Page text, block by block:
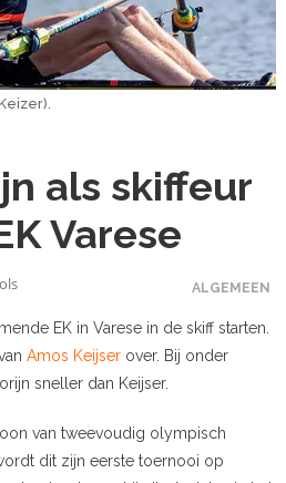
als skiffeur
Varese
ALGEMEEN
EK in Varese in de skiff starten.
Amos Keijser over. Bij onder
sneller dan Keijser.
van tweevoudig olympisch
dit zijn eerste toernooi op